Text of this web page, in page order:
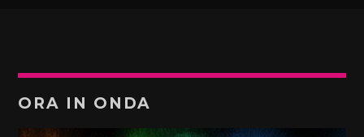
ORA IN ONDA